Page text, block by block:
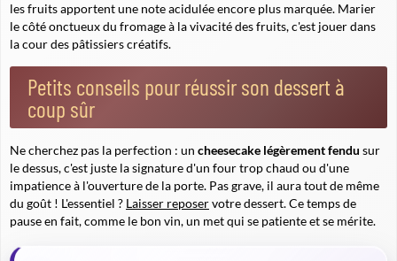
les fruits apportent une note acidulée encore plus marquée. Marier
le côté onctueux du fromage à la vivacité des fruits, c'est jouer dans
la cour des pâtissiers créatifs.
Petits conseils pour réussir son dessert à
coup sûr
Ne cherchez pas la perfection : un cheesecake légèrement fendu sur
le dessus, c'est juste la signature d'un four trop chaud ou d'une
impatience à l'ouverture de la porte. Pas grave, il aura tout de même
du goût ! L'essentiel ? Laisser reposervotre dessert. Ce temps de
pause en fait, comme le bon vin, un met qui se patiente et se mérite.